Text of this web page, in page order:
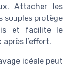
Attacher les
souples protège
et facilite le
l’effort.
idéale peut